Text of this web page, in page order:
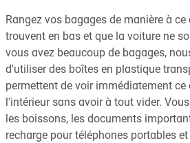
Rangez vos bagages de manière à
trouvent en bas et que la voiture ne
vous avez beaucoup de bagages,
d'utiliser des boîtes en plastique
permettent de voir immédiatement ce
l'intérieur sans avoir à tout vider.
les boissons, les documents
recharge pour téléphones portables